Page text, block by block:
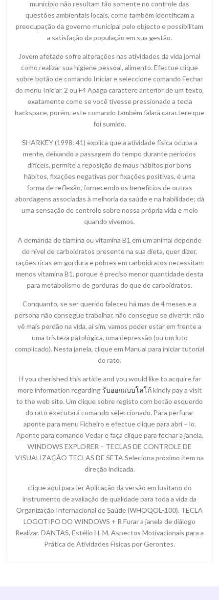
município não resultam tão somente no controle das
questões ambientais locais, como também identificam a
preocupação da governo municipal pelo objecto e possibilitam
a satisfação da população em sua gestão.
Jovem afetado sofre alterações nas atividades da vida jornal
como realizar sua higiene pessoal, alimento. Efectue clique
sobre botão de comando Iniciar e seleccione comando Fechar
do menu Iniciar. 2 ou F4 Apaga caractere anterior de um texto,
exatamente como se você tivesse pressionado a tecla
backspace, porém, este comando também falará caractere que
foi sumido.
SHARKEY (1998: 41) explica que a atividade física ocupa a
mente, deixando a passagem do tempo durante períodos
difíceis, permite a reposição de maus hábitos por bons
hábitos, fixações negativas por fixações positivas, é uma
forma de reflexão, fornecendo os benefícios de outras
abordagens associadas à melhoria da saúde e na habilidade; dá
uma sensação de controle sobre nossa própria vida e meio
quando vivemos.
A demanda de tiamina ou vitamina B1 em um animal depende
do nível de carboidratos presente na sua dieta, quer dizer,
rações ricas em gordura e pobres em carboidratos necessitam
menos vitamina B1, porque é preciso menor quantidade desta
para metabolismo de gorduras do que de carboidratos.
Conquanto, se ser querido faleceu há mas de 4 meses e a
persona não consegue trabalhar, não consegue se divertir, não
vê mais perdão na vida, aí sim, vamos poder estar em frente a
uma tristeza patológica, uma depressão (ou um luto
complicado). Nesta janela, clique em Manual para iniciar tutorial
do rato.
If you cherished this article and you would like to acquire far
more information regarding รับออกแบบโลโก้kindly pay a visit
to the web site. Um clique sobre registo com botão esquerdo
do rato executará comando seleccionado. Para perfurar
aponte para menu Ficheiro e efectue clique para abri – lo.
Aponte para comando Vedar e faça clique para fechar a janela.
WINDOWS EXPLORER – TECLAS DE CONTROLE DE
VISUALIZAÇÃO TECLAS DE SETA Seleciona próximo item na
direção indicada.
clique aqui para ler Aplicação da versão em lusitano do
instrumento de avaliação de qualidade para toda a vida da
Organização Internacional de Saúde (WHOQOL-100). TECLA
LOGOTIPO DO WINDOWS + R Furar a janela de diálogo
Realizar. DANTAS, Estélio H. M. Aspectos Motivacionais para a
Prática de Atividades Físicas por Gerontes.